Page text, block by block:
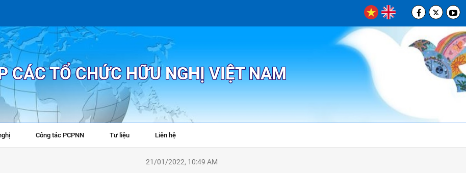
CÁC TỔ CHỨC HỮU NGHỊ VIỆT NAM
Công tác PCPNN Tư liệu Liên hệ
21/01/2022, 10:49 AM